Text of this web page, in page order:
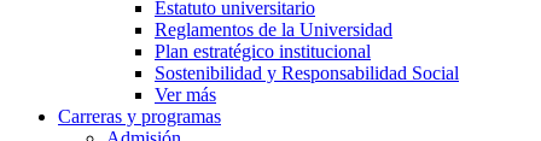
Estatuto universitario
Reglamentos de la Universidad
Plan estratégico institucional
Sostenibilidad y Responsabilidad Social
Ver más
Carreras y programas